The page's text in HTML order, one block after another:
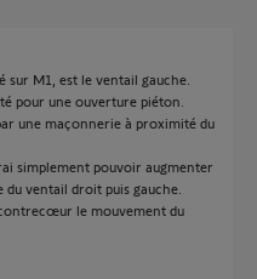
M1, est le ventail gauche.
pour une ouverture piéton.
une maçonnerie à proximité du
simplement pouvoir augmenter
ventail droit puis gauche.
le mouvement du